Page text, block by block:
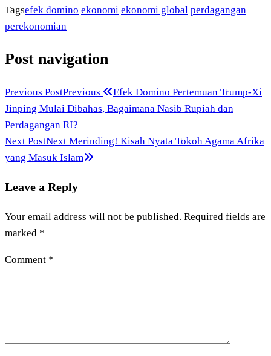
Tagsefek domino ekonomi ekonomi global perdagangan
perekonomian
Post navigation
Previous PostPrevious
Efek Domino Pertemuan Trump-Xi
Jinping Mulai Dibahas, Bagaimana Nasib Rupiah dan
Perdagangan RI?
Next PostNext Merinding! Kisah Nyata Tokoh Agama Afrika
yang Masuk Islam
Leave a Reply
Your email address will not be published. Required fields are
marked *
Comment *